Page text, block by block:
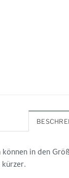
in den